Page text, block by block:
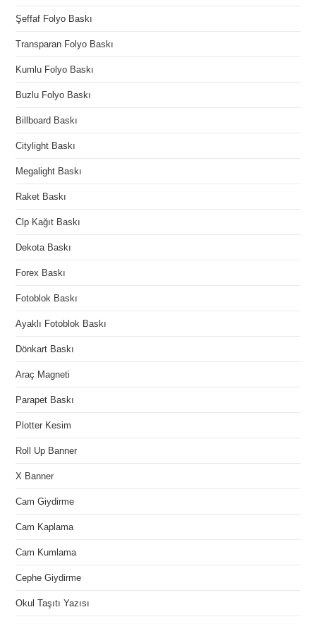
Şeffaf Folyo Baskı
Transparan Folyo Baskı
Kumlu Folyo Baskı
Buzlu Folyo Baskı
Billboard Baskı
Citylight Baskı
Megalight Baskı
Raket Baskı
Clp Kağıt Baskı
Dekota Baskı
Forex Baskı
Fotoblok Baskı
Ayaklı Fotoblok Baskı
Dönkart Baskı
Araç Magneti
Parapet Baskı
Plotter Kesim
Roll Up Banner
X Banner
Cam Giydirme
Cam Kaplama
Cam Kumlama
Cephe Giydirme
Okul Taşıtı Yazısı